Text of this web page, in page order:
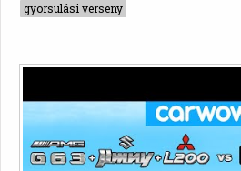
gyorsulási verseny